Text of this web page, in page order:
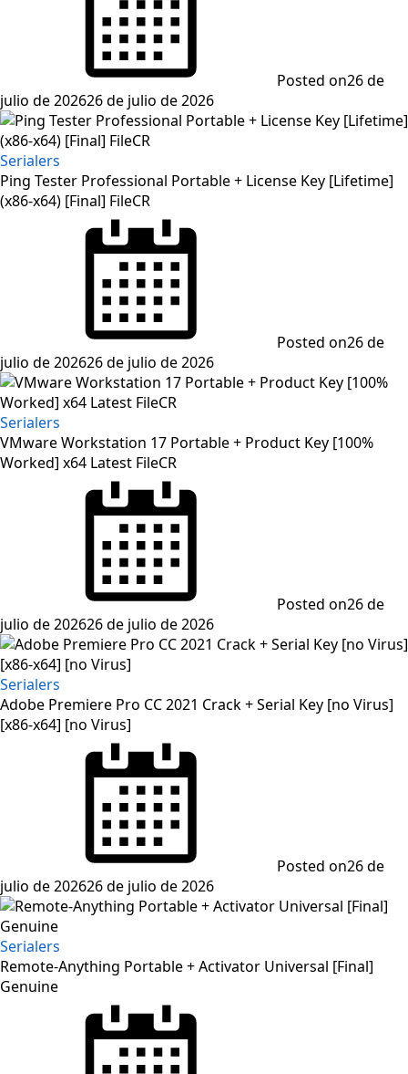
Posted on26 de
julio de 202626 de julio de 2026
Serialers
Ping Tester Professional Portable + License Key [Lifetime]
(x86-x64) [Final] FileCR
Posted on26 de
julio de 202626 de julio de 2026
Serialers
VMware Workstation 17 Portable + Product Key [100%
Worked] x64 Latest FileCR
Posted on26 de
julio de 202626 de julio de 2026
Serialers
Adobe Premiere Pro CC 2021 Crack + Serial Key [no Virus]
[x86-x64] [no Virus]
Posted on26 de
julio de 202626 de julio de 2026
Serialers
Remote-Anything Portable + Activator Universal [Final]
Genuine